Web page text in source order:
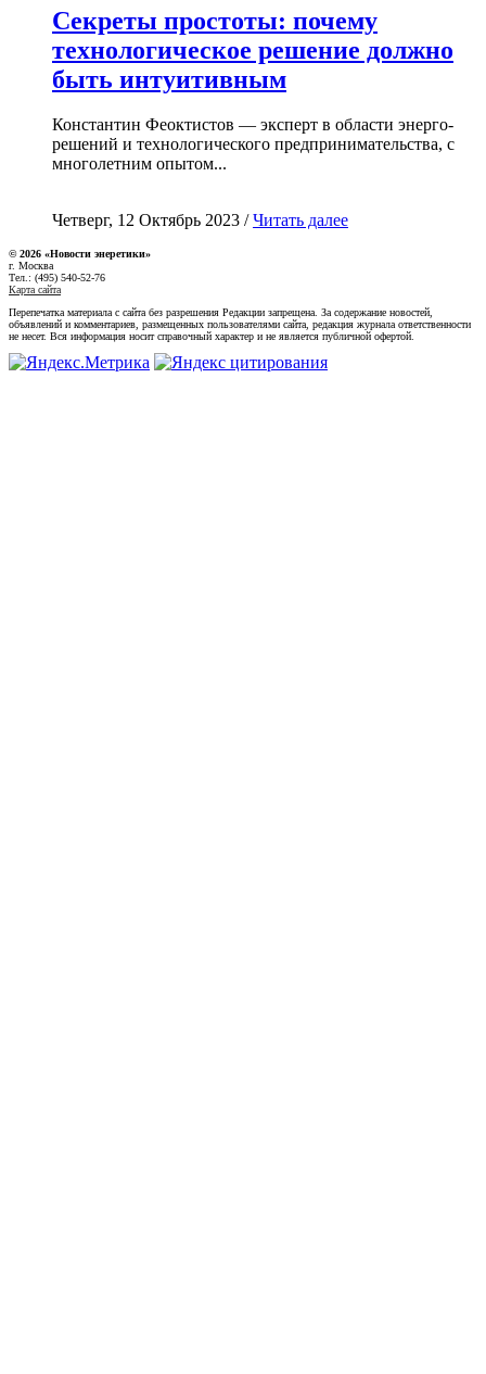
Секреты простоты: почему
технологическое решение должно
быть интуитивным
Константин Феоктистов — эксперт в области энерго-
решений и технологического предпринимательства, с
многолетним опытом...
Четверг, 12 Октябрь 2023 /Читать далее
© 2026 «Новости энеретики»
г. Москва
Тел.: (495) 540-52-76
Карта сайта
Перепечатка материала с сайта без разрешения Редакции запрещена. За содержание новостей,
объявлений и комментариев, размещенных пользователями сайта, редакция журнала ответственности
не несет. Вся информация носит справочный характер и не является публичной офертой.